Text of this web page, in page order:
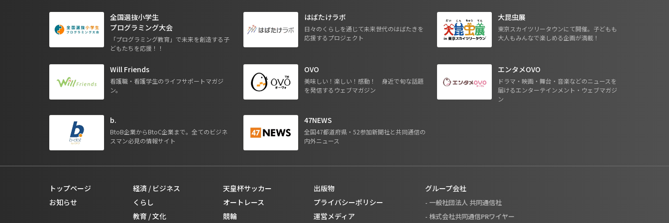
全国選抜小学生
プログラミング大会
「プログラミング教育」で未来を創造する子
どもたちを応援！！
はばたけラボ
日々のくらしを通じて未来世代のはばたきを
応援するプロジェクト
大昆虫展
東京スカイツリータウンにて開催。子どもも
大人もみんなで楽しめる企画が満載！
Will Friends
看護職・看護学生のライフサポートマガジ
ン。
OVO
美味しい！楽しい！感動！ 身近で旬な話題
を発信するウェブマガジン
エンタメOVO
ドラマ・映画・舞台・音楽などのニュースを
届けるエンターテインメント・ウェブマガジ
ン
b.
BtoB企業からBtoC企業まで。全てのビジネ
スマン必見の情報サイト
47NEWS
全国47都道府県・52参加新聞社と共同通信の
内外ニュース
トップページ
お知らせ
経済 / ビジネス
くらし
教育 / 文化
天皇杯サッカー
オートレース
競輪
出版物
プライバシーポリシー
運営メディア
グループ会社
- 一般社団法人 共同通信社
- 株式会社共同通信PRワイヤー